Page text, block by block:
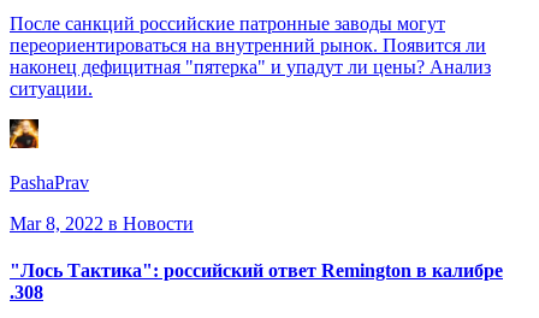
После санкций российские патронные заводы могут
переориентироваться на внутренний рынок. Появится ли
наконец дефицитная "пятерка" и упадут ли цены? Анализ
ситуации.
PashaPrav
Mar 8, 2022 в Новости
"Лось Тактика": российский ответ Remington в калибре
.308